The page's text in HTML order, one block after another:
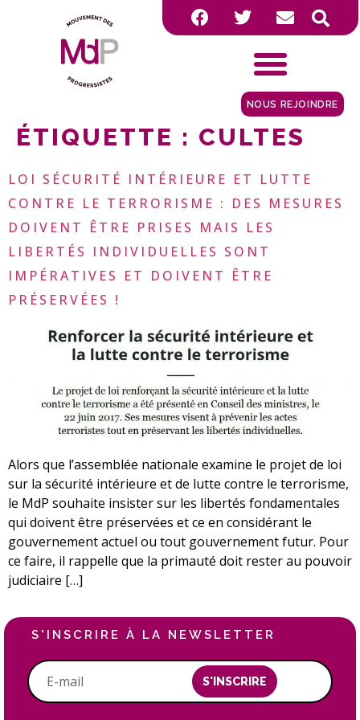
NOUS REJOINDRE
ÉTIQUETTE : CULTES
LOI SÉCURITÉ INTÉRIEURE ET LUTTE
CONTRE LE TERRORISME : DES MESURES
DOIVENT ÊTRE PRISES MAIS LES
LIBERTÉS INDIVIDUELLES SONT
IMPÉRATIVES ET DOIVENT ÊTRE
PRÉSERVÉES !
Alors que l’assemblée nationale examine le projet de loi
sur la sécurité intérieure et de lutte contre le terrorisme,
le MdP souhaite insister sur les libertés fondamentales
qui doivent être préservées et ce en considérant le
gouvernement actuel ou tout gouvernement futur. Pour
ce faire, il rappelle que la primauté doit rester au pouvoir
judiciaire […]
S'INSCRIRE À LA NEWSLETTER
S'INSCRIRE